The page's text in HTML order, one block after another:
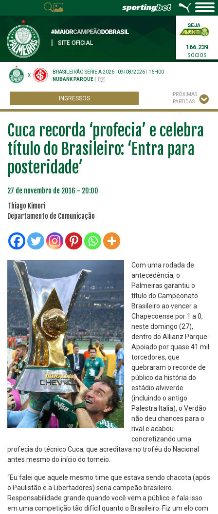
SITE OFICIAL
166.239
SÓCIOS
X
BRASILEIRÃO SÉRIE A 2026 09/08/2026
16H00
NUBANK PARQUE
INGRESSOS
PRÓXIMAS
PARTIDAS
Cuca recorda ‘profecia’ e celebra
título do Brasileiro: ‘Entra para
posteridade’
27 de novembro de 2016 - 20:00
Thiago Kimori
Departamento de Comunicação
Com uma rodada de
antecedência, o
Palmeiras garantiu o
título do Campeonato
Brasileiro ao vencer a
Chapecoense por 1 a 0,
neste domingo (27),
dentro do Allianz Parque.
Apoiado por quase 41 mil
torcedores, que
quebraram o recorde de
público da história do
estádio alviverde
(incluindo o antigo
Palestra Italia), o Verdão
não deu chances para o
rival e acabou
concretizando uma
profecia do técnico Cuca, que acreditava no troféu do Nacional
antes mesmo do início do torneio.
“Eu falei que aquele mesmo time que estava sendo chacota (após
o Paulistão e a Libertadores) seria campeão brasileiro.
Responsabilidade grande quando você vem a público e fala isso
em uma competição tão difícil quanto o Brasileiro. Fiz um elo com